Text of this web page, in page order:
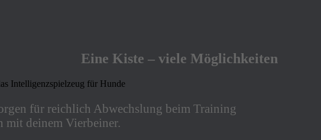
Eine Kiste – viele Möglichkeiten
für reichlich Abwechslung beim Training
mit deinem Vierbeiner.